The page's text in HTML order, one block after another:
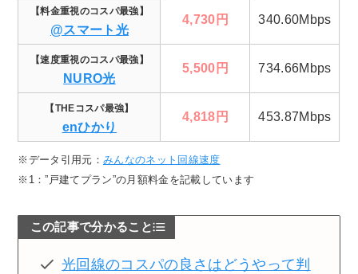
【料金重視のコスパ最強】
@スマート光
4,730円 340.60Mbps
【速度重視のコスパ最強】
NURO光
5,500円 734.66Mbps
【THEコスパ最強】
enひかり
4,818円 453.87Mbps
※データ引用元： みんなのネット回線速度
※1：”戸建てプラン”の月額料金を記載しています
この記事で分かること
光回線のコスパの良さはどうやって判